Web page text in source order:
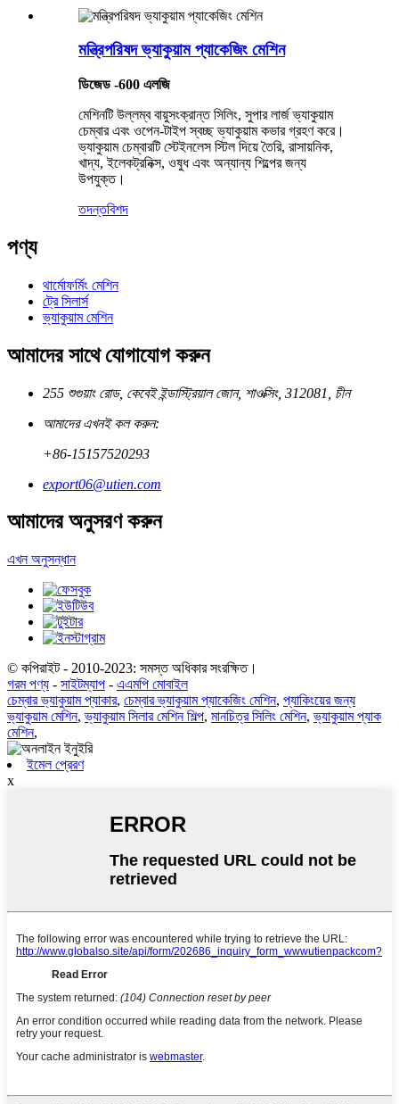
মন্ত্রিপরিষদ ভ্যাকুয়াম প্যাকেজিং মেশিন
ডিজেড -600 এলজি
মেশিনটি উল্লম্ব বায়ুসংক্রান্ত সিলিং, সুপার লার্জ ভ্যাকুয়াম
চেম্বার এবং ওপেন-টাইপ স্বচ্ছ ভ্যাকুয়াম কভার গ্রহণ করে।
ভ্যাকুয়াম চেম্বারটি স্টেইনলেস স্টিল দিয়ে তৈরি, রাসায়নিক,
খাদ্য, ইলেকট্রনিক্স, ওষুধ এবং অন্যান্য শিল্পের জন্য
উপযুক্ত।
তদন্তবিশদ
পণ্য
থার্মোফর্মিং মেশিন
ট্রে সিলার্স
ভ্যাকুয়াম মেশিন
আমাদের সাথে যোগাযোগ করুন
255 শুগুয়াং রোড, কেবেই ইন্ডাস্ট্রিয়াল জোন, শাওক্সিং, 312081, চীন
আমাদের এখনই কল করুন:
+86-15157520293
export06@utien.com
আমাদের অনুসরণ করুন
এখন অনুসন্ধান
© কপিরাইট - 2010-2023: সমস্ত অধিকার সংরক্ষিত।
গরম পণ্য - সাইটম্যাপ - এএমপি মোবাইল
চেম্বার ভ্যাকুয়াম প্যাকার, চেম্বার ভ্যাকুয়াম প্যাকেজিং মেশিন, প্যাকিংয়ের জন্য
ভ্যাকুয়াম মেশিন,ভ্যাকুয়াম সিলার মেশিন শিল্প, মানচিত্র সিলিং মেশিন,ভ্যাকুয়াম প্যাক
মেশিন,
ইমেল প্রেরণ
x